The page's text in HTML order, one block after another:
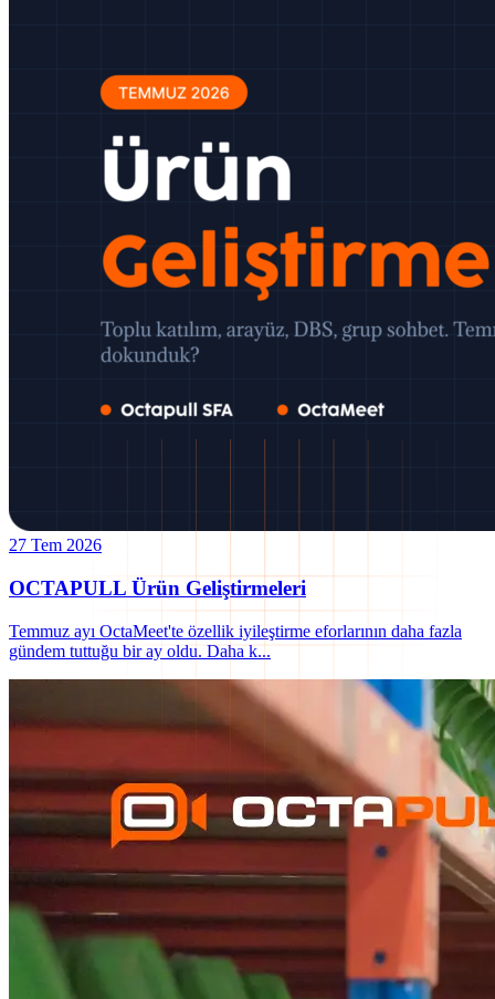
27 Tem 2026
OCTAPULL Ürün Geliştirmeleri
Temmuz ayı OctaMeet'te özellik iyileştirme eforlarının daha fazla
gündem tuttuğu bir ay oldu. Daha k...